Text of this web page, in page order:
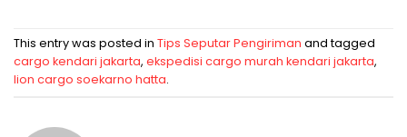
This entry was posted in Tips Seputar Pengiriman and tagged
cargo kendari jakarta, ekspedisi cargo murah kendari jakarta,
lion cargo soekarno hatta.